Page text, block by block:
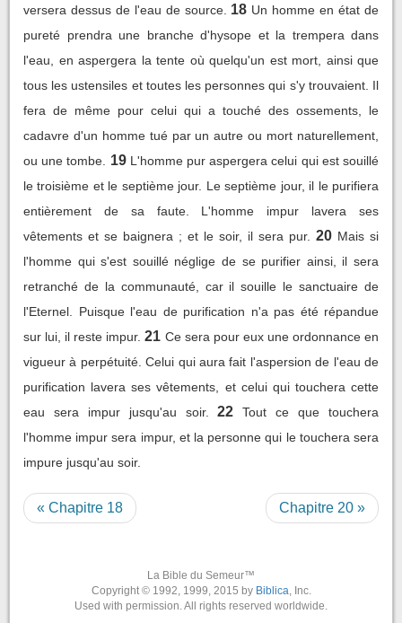
versera dessus de l'eau de source. 18 Un homme en état de
pureté prendra une branche d'hysope et la trempera dans
l'eau, en aspergera la tente où quelqu'un est mort, ainsi que
tous les ustensiles et toutes les personnes qui s'y trouvaient. Il
fera de même pour celui qui a touché des ossements, le
cadavre d'un homme tué par un autre ou mort naturellement,
ou une tombe.
19 L'homme pur aspergera celui qui est souillé
le troisième et le septième jour. Le septième jour, il le purifiera
entièrement de sa faute. L'homme impur lavera ses
vêtements et se baignera ; et le soir, il sera pur. 20 Mais si
l'homme qui s'est souillé néglige de se purifier ainsi, il sera
retranché de la communauté, car il souille le sanctuaire de
l'Eternel. Puisque l'eau de purification n'a pas été répandue
sur lui, il reste impur. 21 Ce sera pour eux une ordonnance en
vigueur à perpétuité. Celui qui aura fait l'aspersion de l'eau de
purification lavera ses vêtements, et celui qui touchera cette
eau sera impur jusqu'au soir.
22
Tout ce que touchera
l'homme impur sera impur, et la personne qui le touchera sera
impure jusqu'au soir.
« Chapitre 18 Chapitre 20 »
La Bible du Semeur™
Copyright © 1992, 1999, 2015 by Biblica, Inc.
Used with permission. All rights reserved worldwide.